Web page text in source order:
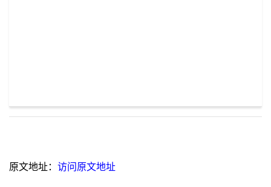
原文地址： 访问原文地址